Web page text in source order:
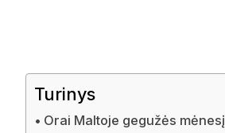
Turinys
Orai Maltoje gegužės mėnesį